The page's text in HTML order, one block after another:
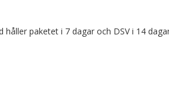
paketet i 7 dagar och DSV i 14